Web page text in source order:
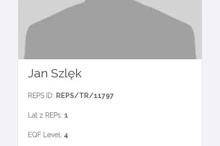
Jan Szlęk
REPS ID: REPS/TR/11797
Lat z REPs:1
EQF Level: 4